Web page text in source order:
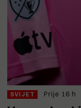
SVIJET Prije 16 h